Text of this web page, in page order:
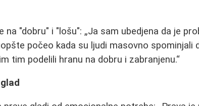
na "dobru" i "lošu":
Ja sam ubedjena da je
počeo kada su ljudi masovno spominjali
tim podelili hranu na dobru i zabranjenu.